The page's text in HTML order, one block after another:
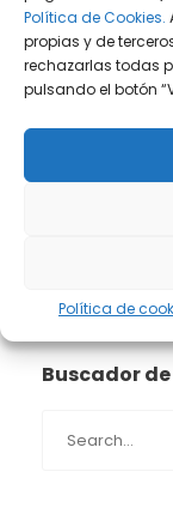
Política de Cookies.
propias y de
rechazarlas todas
pulsando el botón
Política de
Prensa(2)
Propiedad
Buscador